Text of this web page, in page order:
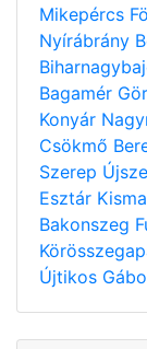
Mikepércs
Nyírábrány
Bagamér
Konyár
Csökmő
Szerep
Esztár
Bakonszeg
Újtikos